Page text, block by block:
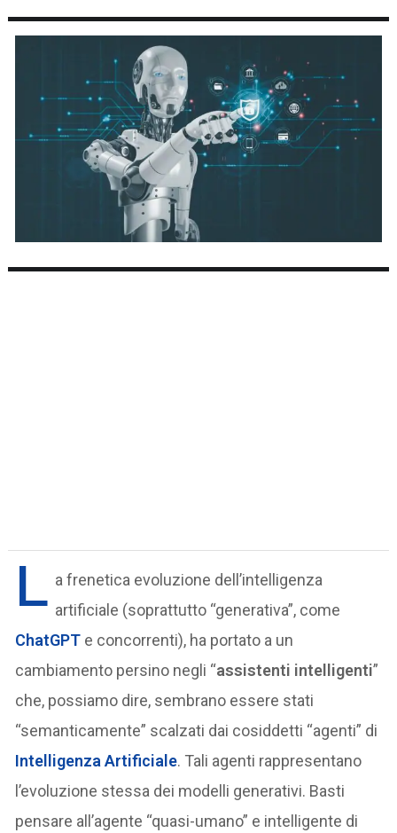
L a frenetica evoluzione dell’intelligenza
artificiale (soprattutto “generativa”, come
ChatGPT e concorrenti), ha portato a un
cambiamento persino negli “assistenti intelligenti”
che, possiamo dire, sembrano essere stati
“semanticamente” scalzati dai cosiddetti “agenti” di
Intelligenza Artificiale. Tali agenti rappresentano
l’evoluzione stessa dei modelli generativi. Basti
pensare all’agente “quasi-umano” e intelligente di